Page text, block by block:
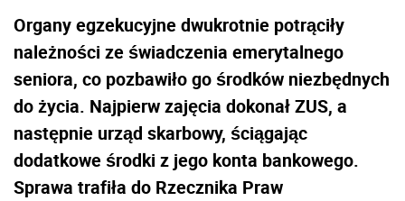
Organy egzekucyjne dwukrotnie potrąciły
należności ze świadczenia emerytalnego
seniora, co pozbawiło go środków niezbędnych
do życia. Najpierw zajęcia dokonał ZUS, a
następnie urząd skarbowy, ściągając
dodatkowe środki z jego konta bankowego.
Sprawa trafiła do Rzecznika Praw